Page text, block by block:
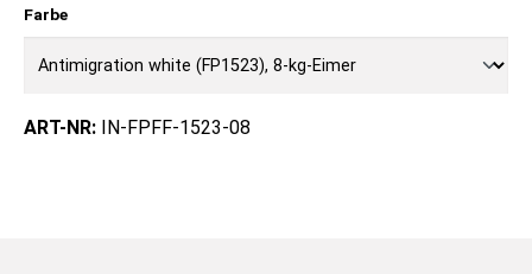
Farbe
ART-NR: IN-FPFF-1523-08